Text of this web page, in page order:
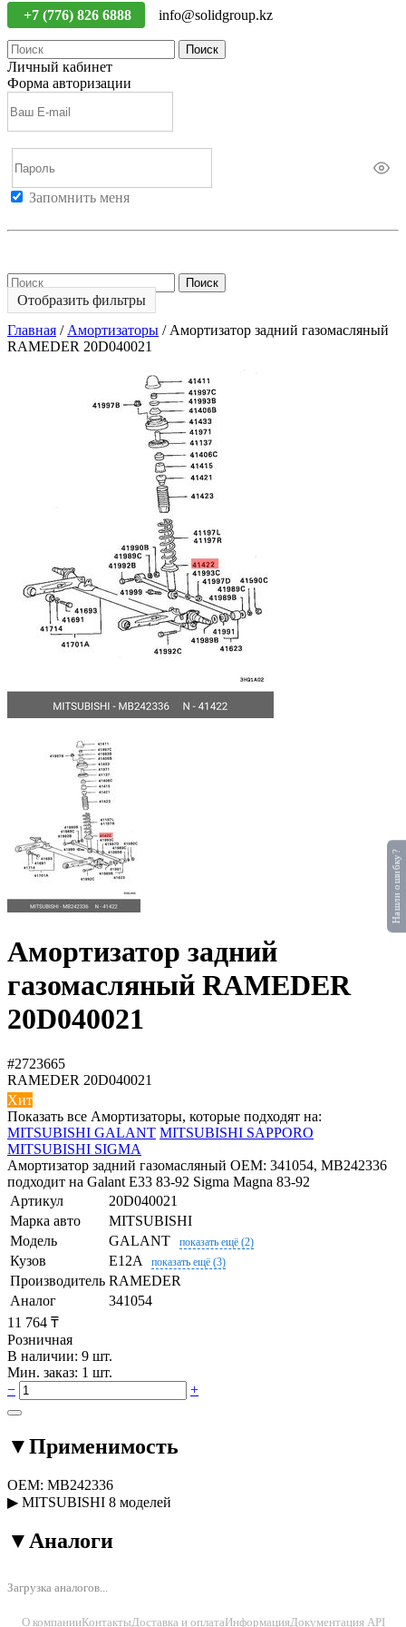
+7 (776) 826 6888 info@solidgroup.kz
Поиск
Личный кабинет
Форма авторизации
Запомнить меня
Поиск
Отобразить фильтры
Главная / Амортизаторы / Амортизатор задний газомасляный
RAMEDER 20D040021
Амортизатор задний
газомасляный RAMEDER
20D040021
#2723665
RAMEDER 20D040021
Хит
Показать все Амортизаторы, которые подходят на:
MITSUBISHI GALANT MITSUBISHI SAPPORO
MITSUBISHI SIGMA
Амортизатор задний газомасляный OEM: 341054, MB242336
подходит на Galant E33 83-92 Sigma Magna 83-92
Артикул
20D040021
Марка авто
MITSUBISHI
Модель
GALANT показать ещё (2)
Кузов E12A показать ещё (3)
Производитель RAMEDER
Аналог
341054
11 764 ₸
Розничная
В наличии: 9 шт.
Мин. заказ: 1 шт.
−
+
▼Применимость
OEM: MB242336
▶ MITSUBISHI 8 моделей
▼ Аналоги
Загрузка аналогов...
О компанииКонтактыДоставка и оплатаИнформацияДокументация API
Нашли ошибку?